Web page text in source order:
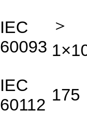
IEC
60093
＞
IEC
60112
175